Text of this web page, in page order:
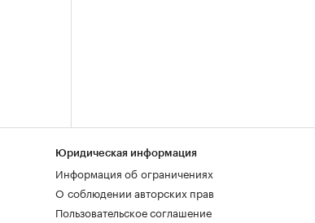
Юридическая информация
Информация об ограничениях
О соблюдении авторских прав
Пользовательское соглашение